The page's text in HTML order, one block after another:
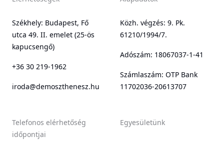
Székhely: Budapest, Fő
utca 49. II. emelet (25-ös
kapucsengő)
+36 30 219-1962
iroda@demoszthenesz.hu
Közh. végzés: 9. Pk.
61210/1994/7.
Adószám: 18067037-1-41
Számlaszám: OTP Bank
11702036-20613707
Telefonos elérhetőség
időpontjai
Egyesületünk